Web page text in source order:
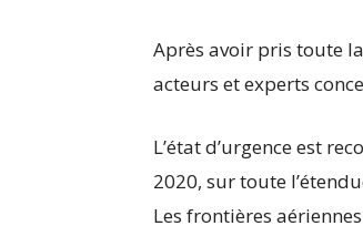
Après avoir pris toute
acteurs et experts
L’état d’urgence est
2020, sur toute
Les frontières